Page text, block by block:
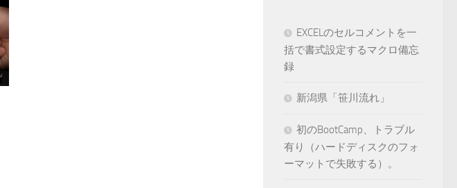
EXCELのセルコメントを一
括で書式設定するマクロ備忘
録
新潟県「笹川流れ」
初のBootCamp、トラブル
有り（ハードディスクのフォ
ーマットで失敗する）。